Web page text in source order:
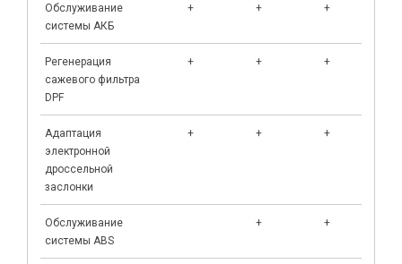
Обслуживание
системы АКБ
+ + +
Регенерация
сажевого фильтра
DPF
+ + +
Адаптация
электронной
дроссельной
заслонки
+ + +
Обслуживание
системы ABS
+ +